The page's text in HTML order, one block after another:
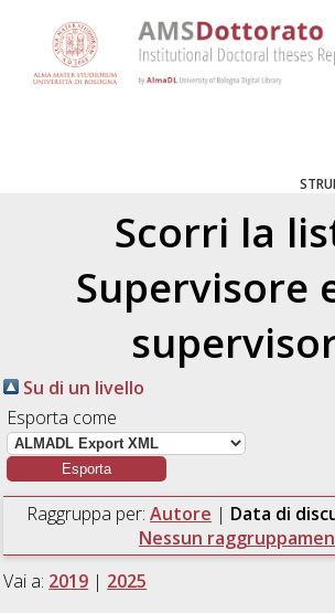
Scorri la
Supervisore
Su di un livello
Esporta come
Raggruppa per: Autore | Data di
Nessun
Vai a: 2019 | 2025